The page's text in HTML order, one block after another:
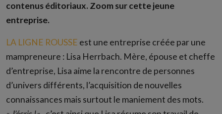
contenus éditoriaux. Zoom sur cette jeune
entreprise.
LA LIGNE ROUSSE est une entreprise créée par une
mampreneure : Lisa Herrbach. Mère, épouse et cheffe
d’entreprise, Lisa aime la rencontre de personnes
d’univers différents, l’acquisition de nouvelles
connaissances mais surtout le maniement des mots.